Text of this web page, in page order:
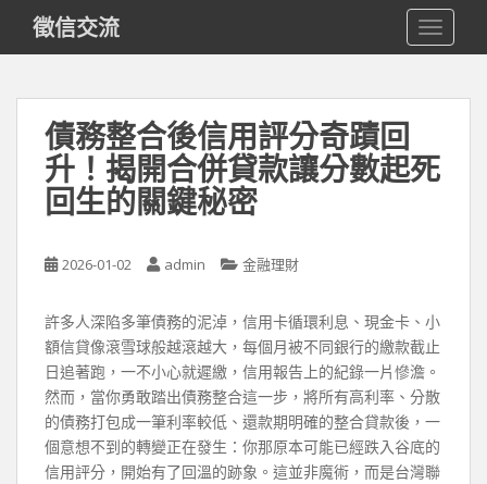
i
徵信交流
債務整合後信用評分奇蹟回
升！揭開合併貸款讓分數起死
回生的關鍵秘密
2026-01-02 admin 金融理財
許多人深陷多筆債務的泥淖，信用卡循環利息、現金卡、小
額信貸像滾雪球般越滾越大，每個月被不同銀行的繳款截止
日追著跑，一不小心就遲繳，信用報告上的紀錄一片慘澹。
然而，當你勇敢踏出債務整合這一步，將所有高利率、分散
的債務打包成一筆利率較低、還款期明確的整合貸款後，一
個意想不到的轉變正在發生：你那原本可能已經跌入谷底的
信用評分，開始有了回溫的跡象。這並非魔術，而是台灣聯